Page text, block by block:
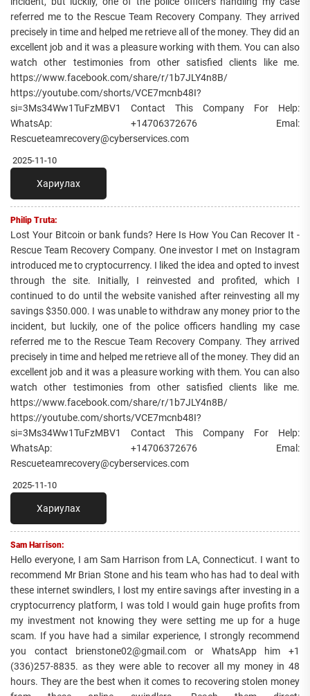
referred me to the Rescue Team Recovery Company. They arrived
precisely in time and helped me retrieve all of the money. They did an
excellent job and it was a pleasure working with them. You can also
watch other testimonies from other satisfied clients like me.
https://www.facebook.com/share/r/1b7JLY4n8B/
https://youtube.com/shorts/VCE7mcnb48I?
si=3Ms34Ww1TuFzMBV1 Contact This Company For Help:
WhatsAp: +14706372676 Emal:
Rescueteamrecovery@cyberservices.com
2025-11-10
Хариулах
Philip Truta:
Lost Your Bitcoin or bank funds? Here Is How You Can Recover It -
Rescue Team Recovery Company. One investor I met on Instagram
introduced me to cryptocurrency. I liked the idea and opted to invest
through the site. Initially, I reinvested and profited, which I
continued to do until the website vanished after reinvesting all my
savings $350.000. I was unable to withdraw any money prior to the
incident, but luckily, one of the police officers handling my case
referred me to the Rescue Team Recovery Company. They arrived
precisely in time and helped me retrieve all of the money. They did an
excellent job and it was a pleasure working with them. You can also
watch other testimonies from other satisfied clients like me.
https://www.facebook.com/share/r/1b7JLY4n8B/
https://youtube.com/shorts/VCE7mcnb48I?
si=3Ms34Ww1TuFzMBV1 Contact This Company For Help:
WhatsAp: +14706372676 Emal:
Rescueteamrecovery@cyberservices.com
2025-11-10
Хариулах
Sam Harrison:
Hello everyone, I am Sam Harrison from LA, Connecticut. I want to
recommend Mr Brian Stone and his team who has had to deal with
these internet swindlers, I lost my entire savings after investing in a
cryptocurrency platform, I was told I would gain huge profits from
my investment not knowing they were setting me up for a huge
scam. If you have had a similar experience, I strongly recommend
you contact brienstone02@gmail.com or WhatsApp him +1
(336)257-8835. as they were able to recover all my money in 48
hours. They are the best when it comes to recovering stolen money